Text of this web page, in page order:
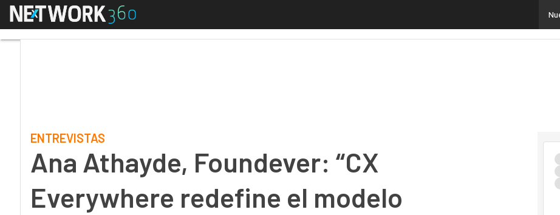
Menú Ana Athayde, Foundever: “CX Everywhere redefine el modelo tradicional de
ENTREVISTAS
Ana Athayde, Foundever: “CX
Everywhere redefine el modelo